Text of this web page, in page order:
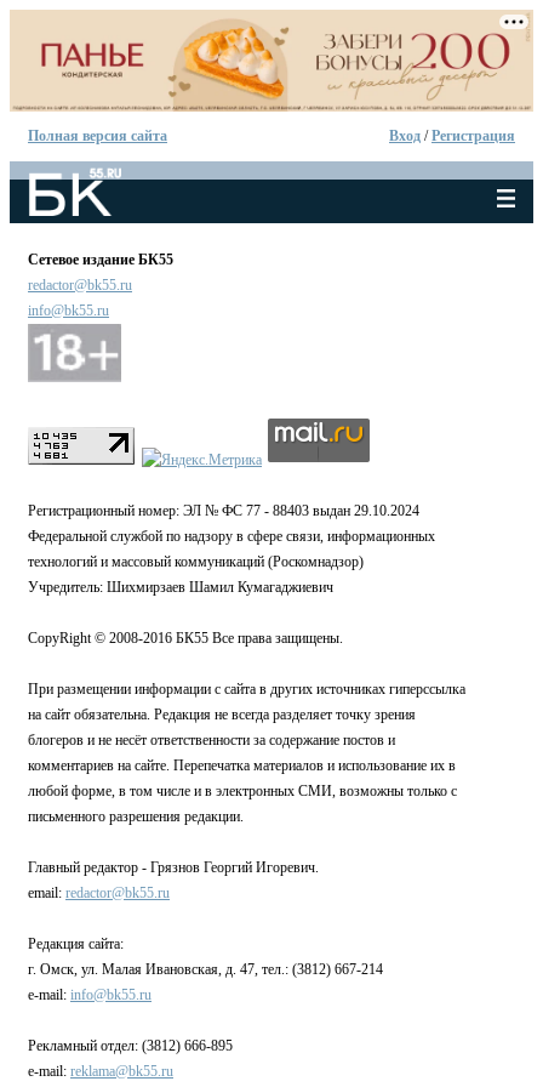
Полная версия сайта Вход /Регистрация
Сетевое издание БК55
redactor@bk55.ru
info@bk55.ru
Регистрационный номер: ЭЛ № ФС 77 - 88403 выдан 29.10.2024
Федеральной службой по надзору в сфере связи, информационных
технологий и массовый коммуникаций (Роскомнадзор)
Учредитель: Шихмирзаев Шамил Кумагаджиевич
CopyRight © 2008-2016 БК55 Все права защищены.
При размещении информации с сайта в других источниках гиперссылка
на сайт обязательна. Редакция не всегда разделяет точку зрения
блогеров и не несёт ответственности за содержание постов и
комментариев на сайте. Перепечатка материалов и использование их в
любой форме, в том числе и в электронных СМИ, возможны только с
письменного разрешения редакции.
Главный редактор - Грязнов Георгий Игоревич.
email: redactor@bk55.ru
Редакция сайта:
г. Омск, ул. Малая Ивановская, д. 47, тел.: (3812) 667-214
e-mail: info@bk55.ru
Рекламный отдел: (3812) 666-895
e-mail: reklama@bk55.ru